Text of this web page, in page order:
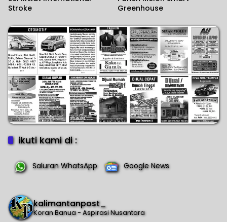
Stroke
Greenhouse
ikuti kami di :
Saluran WhatsApp Google News
kalimantanpost_
Koran Banua - Aspirasi Nusantara